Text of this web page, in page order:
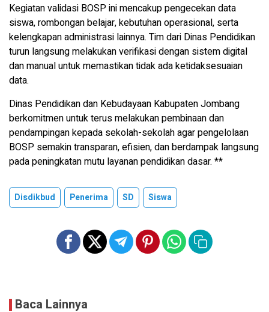
Kegiatan validasi BOSP ini mencakup pengecekan data
siswa, rombongan belajar, kebutuhan operasional, serta
kelengkapan administrasi lainnya. Tim dari Dinas Pendidikan
turun langsung melakukan verifikasi dengan sistem digital
dan manual untuk memastikan tidak ada ketidaksesuaian
data.
Dinas Pendidikan dan Kebudayaan Kabupaten Jombang
berkomitmen untuk terus melakukan pembinaan dan
pendampingan kepada sekolah-sekolah agar pengelolaan
BOSP semakin transparan, efisien, dan berdampak langsung
pada peningkatan mutu layanan pendidikan dasar. **
Disdikbud Penerima SD Siswa
Baca Lainnya